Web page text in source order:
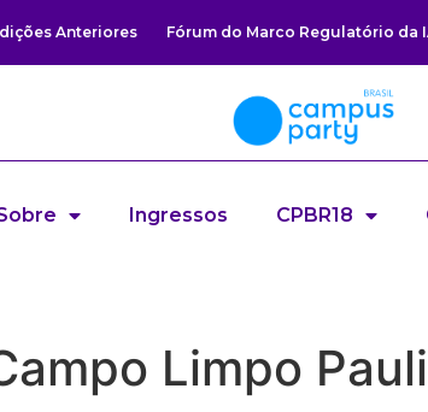
Anteriores Fórum do Marco Regulatório da
Ingressos CPBR18
Limpo